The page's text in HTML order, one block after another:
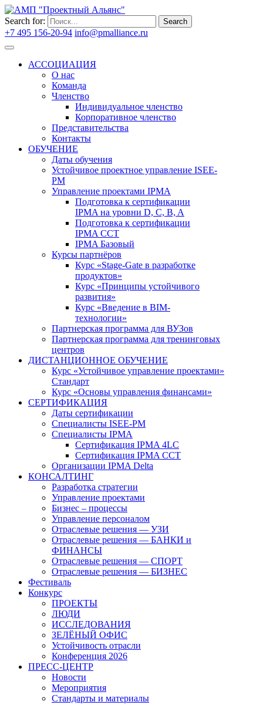
Search for: Search
+7 495 156-20-94 info@pmalliance.ru
АССОЦИАЦИЯ
О нас
Команда
Членство
Индивидуальное членство
Корпоративное членство
Представительства
Контакты
ОБУЧЕНИЕ
Даты обучения
Устойчивое проектное управление ISEE-
PM
Управление проектами IPMA
Подготовка к сертификации
IPMA на уровни D, C, B, A
Подготовка к сертификации
IPMA CCT
IPMA Базовый
Курсы партнёров
Курс «Stage-Gate в разработке
продуктов»
Курс «Принципы устойчивого
развития»
Курс «Введение в BIM-
технологии»
Партнерская программа для ВУЗов
Партнерская программа для тренинговых
центров
ДИСТАНЦИОННОЕ ОБУЧЕНИЕ
Курс «Устойчивое управление проектами»
Стандарт
Курс «Основы управления финансами»
СЕРТИФИКАЦИЯ
Даты сертификации
Специалисты ISEE-PM
Специалисты IPMA
Сертификация IPMA 4LC
Сертификация IPMA CCT
Организации IPMA Delta
КОНСАЛТИНГ
Разработка стратегии
Управление проектами
Бизнес – процессы
Управление персоналом
Отраслевые решения — УЗИ
Отраслевые решения — БАНКИ и
ФИНАНСЫ
Отраслевые решения — СПОРТ
Отраслевые решения — БИЗНЕС
Фестиваль
Конкурс
ПРОЕКТЫ
ЛЮДИ
ИССЛЕДОВАНИЯ
ЗЕЛЁНЫЙ ОФИС
Устойчивость отрасли
Конференция 2026
ПРЕСС-ЦЕНТР
Новости
Мероприятия
Стандарты и материалы